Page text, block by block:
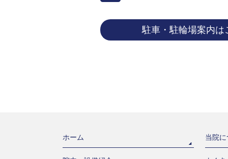
駐車・駐輪場案内は
ホーム 当院